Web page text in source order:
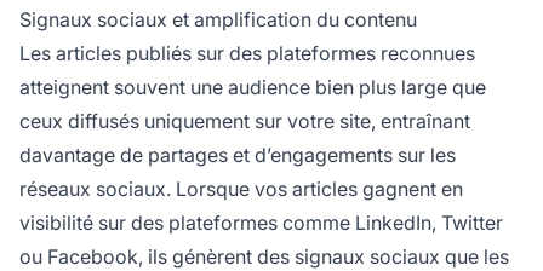
Signaux sociaux et amplification du contenu
Les articles publiés sur des plateformes reconnues
atteignent souvent une audience bien plus large que
ceux diffusés uniquement sur votre site, entraînant
davantage de partages et d’engagements sur les
réseaux sociaux. Lorsque vos articles gagnent en
visibilité sur des plateformes comme LinkedIn, Twitter
ou Facebook, ils génèrent des signaux sociaux que les